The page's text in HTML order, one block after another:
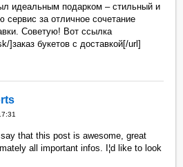
идеальным подарком – стильный и
за отличное сочетание
Советую! Вот ссылка
]заказ букетов с доставкой[/url]
that this post is awesome, great
all important infos. I¦d like to look